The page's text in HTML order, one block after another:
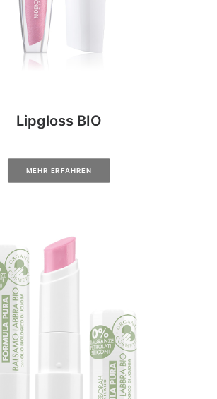
Lipgloss BIO
MEHR ERFAHREN